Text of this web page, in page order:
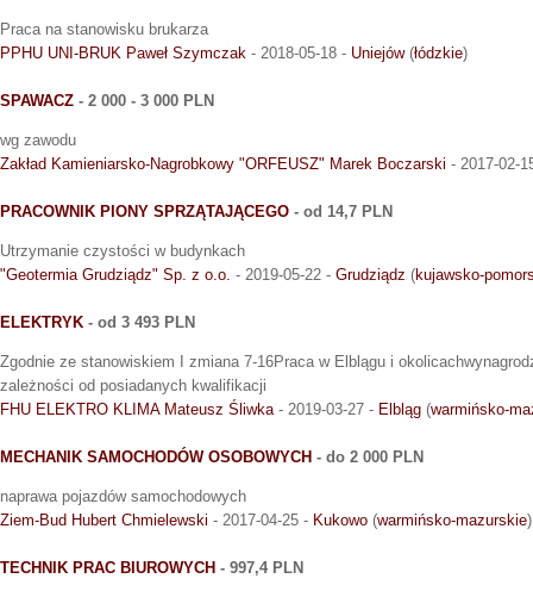
Praca na stanowisku brukarza
PPHU UNI-BRUK Paweł Szymczak - 2018-05-18 - Uniejów(łódzkie)
SPAWACZ - 2 000 - 3 000 PLN
wg zawodu
Zakład Kamieniarsko-Nagrobkowy "ORFEUSZ" Marek Boczarski - 2017-02-
PRACOWNIK PIONY SPRZĄTAJĄCEGO - od 14,7 PLN
Utrzymanie czystości w budynkach
"Geotermia Grudziądz" Sp. z o.o. - 2019-05-22 - Grudziądz (kujawsko-
ELEKTRYK - od 3 493 PLN
Zgodnie ze stanowiskiem I zmiana 7-16Praca w Elblągu i
zależności od posiadanych kwalifikacji
FHU ELEKTRO KLIMA Mateusz Śliwka - 2019-03-27 - Elbląg (warmińsko-
MECHANIK SAMOCHODÓW OSOBOWYCH - do 2 000 PLN
naprawa pojazdów samochodowych
Ziem-Bud Hubert Chmielewski - 2017-04-25 - Kukowo (warmińsko-mazurskie)
TECHNIK PRAC BIUROWYCH - 997,4 PLN